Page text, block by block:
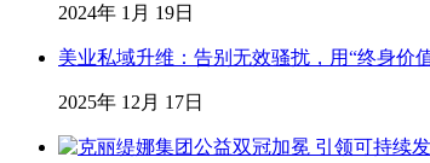
2024年 1月 19日
美业私域升维：告别无效骚扰，用“终身价
2025年 12月 17日